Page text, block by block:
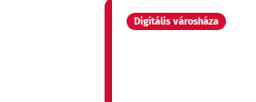
Digitális városháza